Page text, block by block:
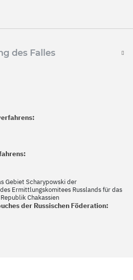
des Falles
Gebiet Scharypowski der
Ermittlungskomitees Russlands für das
Chakassien
der Russischen Föderation: